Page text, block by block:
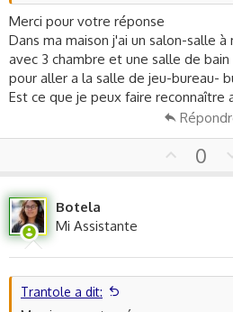
cours duquel l'aspirateur
pourrez voir cette carte dans
Xiaomi Home, dépendant de la
interagir avec cette carte de
1. **Sélection de la zone de
définir des zones spécifiques de
nettoyage. Par exemple, si vous
nettoie uniquement votre cuisine,
2. **Création des zones interdites
autre fonctionnalité utile est la
ou de "murs virtuels". Par exemple,
avec beaucoup de câbles ou un
Merci pour votre réponse
Dans ma maison j'ai un salon-salle
avec 3 chambre et une salle de
pour aller a la salle de jeu-bureau-
Est ce que je peux faire reconnaître
e
0
Botela
Mi Assistante
Trantole a dit: